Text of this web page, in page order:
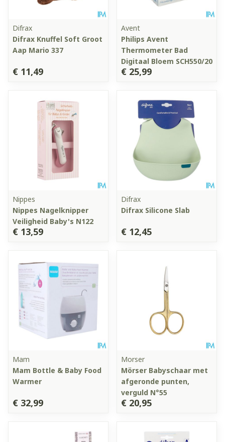
Difrax
Difrax Knuffel Soft Groot
Aap Mario 337
€ 11,49
Avent
Philips Avent
Thermometer Bad
Digitaal Bloem SCH550/20
€ 25,99
Nippes
Nippes Nagelknipper
Veiligheid Baby's N122
€ 13,59
Difrax
Difrax Silicone Slab
€ 12,45
Mam
Mam Bottle & Baby Food
Warmer
€ 32,99
Morser
Mörser Babyschaar met
afgeronde punten,
verguld N°55
€ 20,95